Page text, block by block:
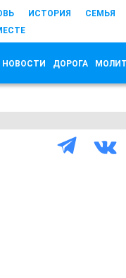
ИСТОРИЯ СЕМЬЯ
НОВОСТИ ДОРОГА